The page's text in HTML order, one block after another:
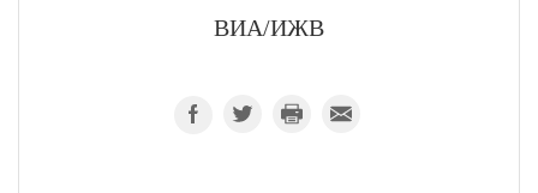
ВИА/ИЖВ